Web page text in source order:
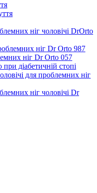
ніг чоловічі DrOrto
ніг Dr Orto 987
ніг Dr Orto 057
діабетичній стопі
для проблемних ніг
ніг чоловічі Dr